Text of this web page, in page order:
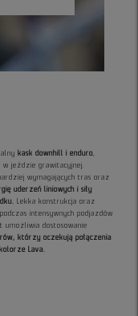
kask downhill i enduro
jeździe grawitacyjnej.
wymagających tras oraz
uderzeń liniowych i siły
Lekka konstrukcja oraz
intensywnych podjazdów
umożliwia dostosowanie
którzy oczekują połączenia
Lava.